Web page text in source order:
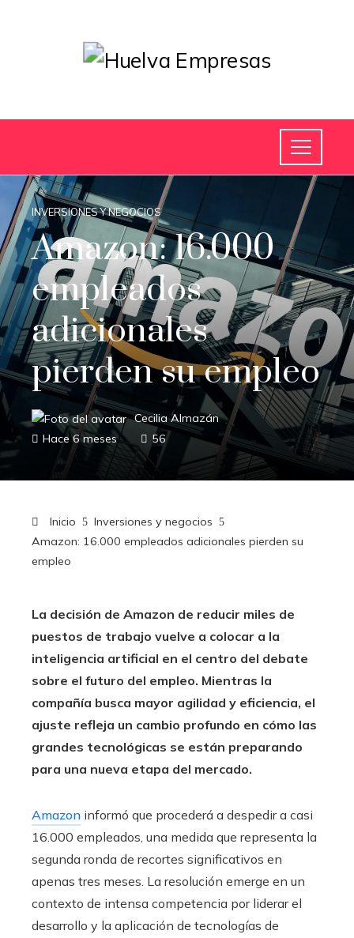
INVERSIONES Y NEGOCIOS
Amazon: 16.000
empleados
adicionales
pierden su empleo
Cecilia Almazán
Hace 6 meses
56
Inicio
Inversiones y negocios
Amazon: 16.000 empleados adicionales pierden su
empleo
La decisión de Amazon de reducir miles de
puestos de trabajo vuelve a colocar a la
inteligencia artificial en el centro del debate
sobre el futuro del empleo. Mientras la
compañía busca mayor agilidad y eficiencia, el
ajuste refleja un cambio profundo en cómo las
grandes tecnológicas se están preparando
para una nueva etapa del mercado.
Amazon informó que procederá a despedir a casi
16.000 empleados, una medida que representa la
segunda ronda de recortes significativos en
apenas tres meses. La resolución emerge en un
contexto de intensa competencia por liderar el
desarrollo y la aplicación de tecnologías de